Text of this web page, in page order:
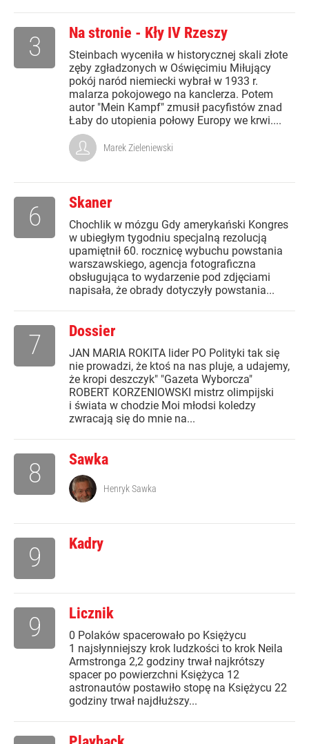
Na stronie - Kły IV Rzeszy
Steinbach wyceniła w historycznej skali złote
zęby zgładzonych w Oświęcimiu Miłujący
pokój naród niemiecki wybrał w 1933 r.
malarza pokojowego na kanclerza. Potem
autor "Mein Kampf" zmusił pacyfistów znad
Łaby do utopienia połowy Europy we krwi....
3
Marek Zieleniewski
Skaner
Chochlik w mózgu Gdy amerykański Kongres
w ubiegłym tygodniu specjalną rezolucją
upamiętnił 60. rocznicę wybuchu powstania
warszawskiego, agencja fotograficzna
obsługująca to wydarzenie pod zdjęciami
napisała, że obrady dotyczyły powstania...
6
Dossier
JAN MARIA ROKITA lider PO Polityki tak się
nie prowadzi, że ktoś na nas pluje, a udajemy,
że kropi deszczyk" "Gazeta Wyborcza"
ROBERT KORZENIOWSKI mistrz olimpijski
i świata w chodzie Moi młodsi koledzy
zwracają się do mnie na...
7
Sawka
8 Henryk Sawka
Kadry
9
Licznik
0 Polaków spacerowało po Księżycu
1 najsłynniejszy krok ludzkości to krok Neila
Armstronga 2,2 godziny trwał najkrótszy
spacer po powierzchni Księżyca 12
astronautów postawiło stopę na Księżycu 22
godziny trwał najdłuższy...
9